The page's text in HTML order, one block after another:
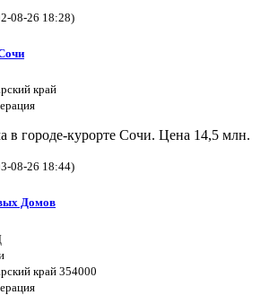
08-26 18:28)
край
в городе-курорте Сочи. Цена 14,5 млн.
08-26 18:44)
Домов
край 354000